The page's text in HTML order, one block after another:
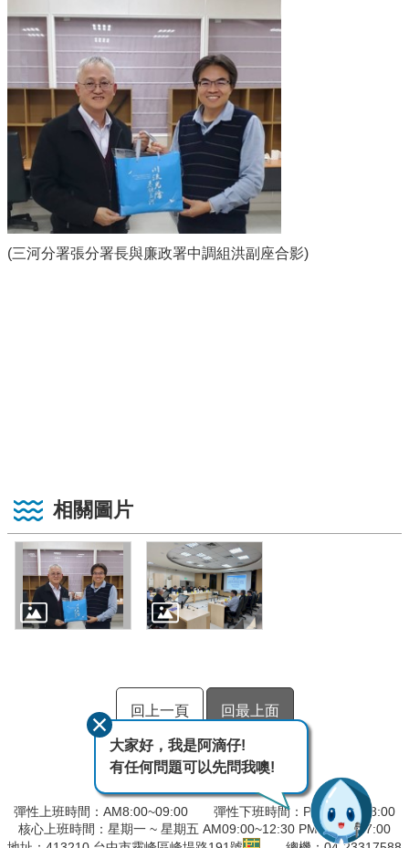
(三河分署張分署長與廉政署中調組洪副座合影)
相關圖片
回上一頁 回最上面
彈性上班時間：AM8:00~09:00 彈性下班時間：PM17:00~18:00
核心上班時間：星期一 ~ 星期五 AM09:00~12:30 PM13:30~17:00
大家好，我是阿滴仔!
有任何問題可以先問我噢!